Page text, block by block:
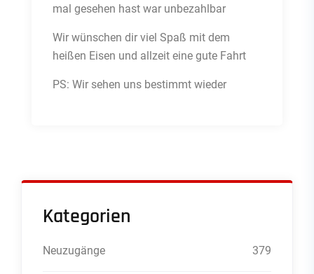
mal gesehen hast war unbezahlbar
Wir wünschen dir viel Spaß mit dem
heißen Eisen und allzeit eine gute Fahrt
PS: Wir sehen uns bestimmt wieder
Kategorien
Neuzugänge 379